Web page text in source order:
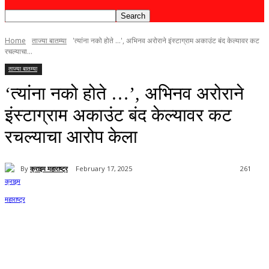
Home ताज्या बातम्या
'त्यांना नको होते ...', अभिनव अरोराने इंस्टाग्राम अकाउंट बंद केल्यावर कट
रचल्याचा...
ताज्या बातम्या
‘त्यांना नको होते …’, अभिनव अरोराने
इंस्टाग्राम अकाउंट बंद केल्यावर कट
रचल्याचा आरोप केला
By क्राइम महाराष्ट्र February 17, 2025 261